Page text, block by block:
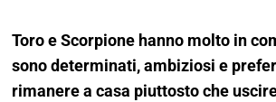
Toro e Scorpione hanno molto in
sono determinati, ambiziosi e
rimanere a casa piuttosto che